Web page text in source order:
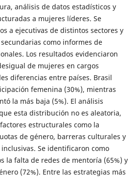
análisis de datos estadísticos y
a mujeres líderes. Se
a ejecutivas de distintos sectores y
como informes de
Los resultados evidenciaron
de mujeres en cargos
diferencias entre países. Brasil
femenina (30%), mientras
la más baja (5%). El análisis
esta distribución no es aleatoria,
estructurales como la
de género, barreras culturales y
Se identificaron como
la falta de redes de mentoría (65%) y
(72%). Entre las estrategias más